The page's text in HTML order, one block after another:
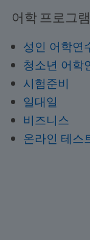
어학 프로그
성인 어학연
청소년 어학
시험준비
일대일
비즈니스
온라인 테스